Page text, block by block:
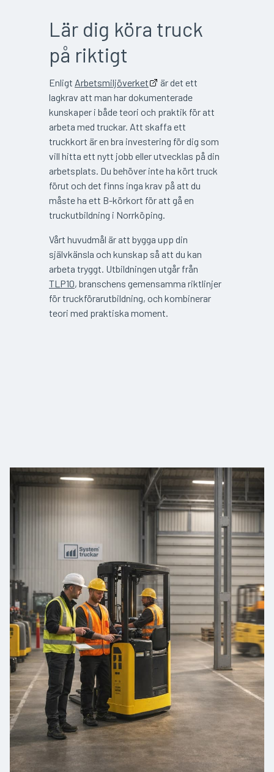
Lär dig köra truck
på riktigt
Enligt Arbetsmiljöverket
är det ett
lagkrav att man har dokumenterade
kunskaper i både teori och praktik för att
arbeta med truckar. Att skaffa ett
truckkort är en bra investering för dig som
vill hitta ett nytt jobb eller utvecklas på din
arbetsplats. Du behöver inte ha kört truck
förut och det finns inga krav på att du
måste ha ett B-körkort för att gå en
truckutbildning i Norrköping.
Vårt huvudmål är att bygga upp din
självkänsla och kunskap så att du kan
arbeta tryggt. Utbildningen utgår från
TLP10, branschens gemensamma riktlinjer
för truckförarutbildning, och kombinerar
teori med praktiska moment.